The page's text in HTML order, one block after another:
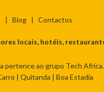
| Blog | Contactos
locais, hotéis,
pertence ao grupo Tech
| Quitanda | Boa Estadia